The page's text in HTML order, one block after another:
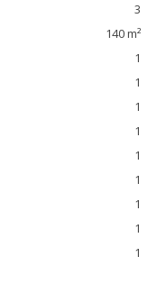
3
140 m²
1
1
1
1
1
1
1
1
1